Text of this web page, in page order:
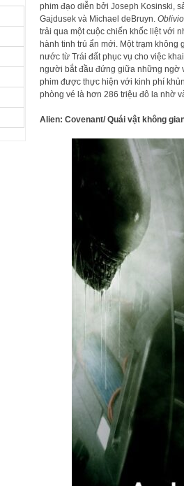
phim đạo diễn bởi Joseph Kosinski,
Gajdusek và Michael deBruyn.
trải qua một cuộc chiến khốc liệt với
hành tinh trú ẩn mới. Một trạm không
nước từ Trái đất phục vụ cho việc
người bắt đầu đứng giữa những ngờ
phim được thực hiện với kinh phí
phòng vé là hơn 286 triệu đô la nhờ
Alien: Covenant/ Quái vật không